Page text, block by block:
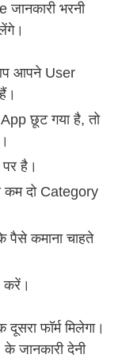
भरनी
आपने User
छूट गया है, तो
है।
दो Category
पैसे कमाना चाहते
करें।
फॉर्म मिलेगा।
जानकारी देनी